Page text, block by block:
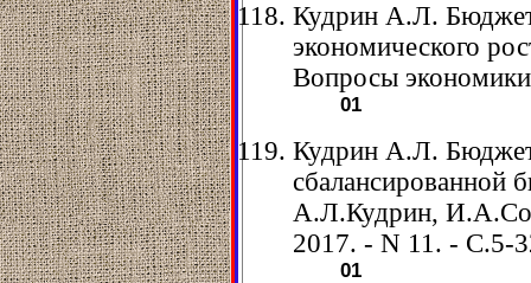
Кудрин А.Л.
экономического
Вопросы
01
Кудрин А.Л.
сбалансированной
А.Л.Кудрин,
2017. - N 11. - С.5-
01